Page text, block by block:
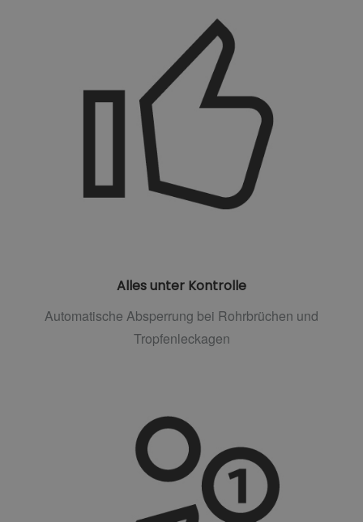
Alles unter Kontrolle
Automatische Absperrung bei Rohrbrüchen und
Tropfenleckagen